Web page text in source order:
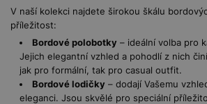
V naší kolekci najdete širokou škálu
příležitost:
Bordové polobotky – ideální volba pro
Jejich elegantní vzhled a pohodlí z nich
jak pro formální, tak pro casual outfit.
Bordové lodičky – dodají Vašemu
eleganci. Jsou skvělé pro speciální